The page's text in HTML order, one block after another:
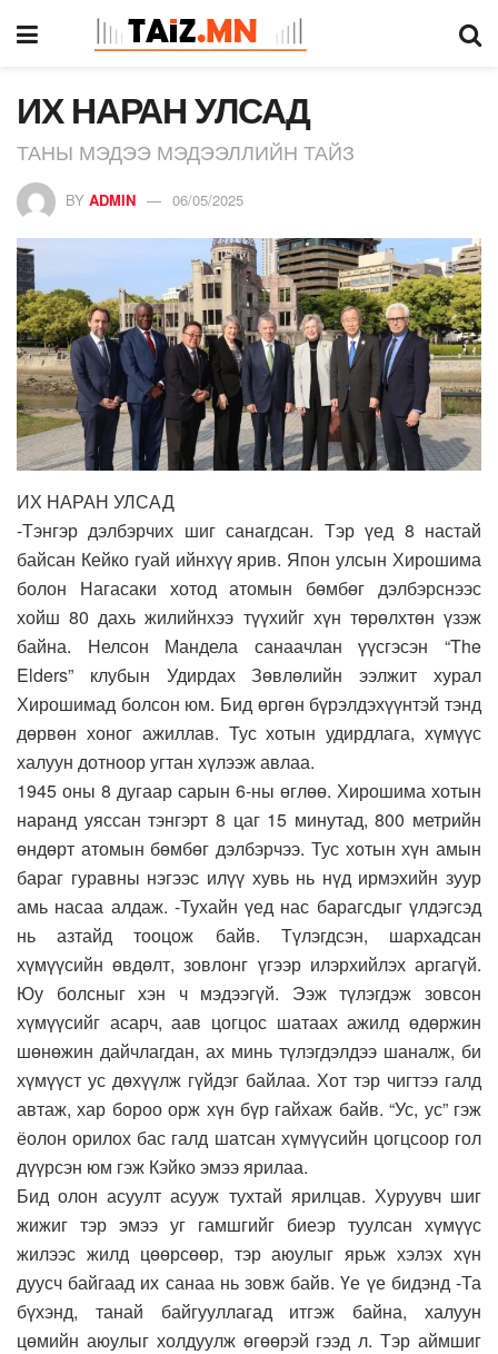
ИХ НАРАН УЛСАД
ТАНЫ МЭДЭЭ МЭДЭЭЛЛИЙН ТАЙЗ
BY ADMIN 06/05/2025
ИХ НАРАН УЛСАД
-Тэнгэр дэлбэрчих шиг санагдсан. Тэр үед 8 настай
байсан Кейко гуай ийнхүү ярив. Япон улсын Хирошима
болон Нагасаки хотод атомын бөмбөг дэлбэрснээс
хойш 80 дахь жилийнхээ түүхийг хүн төрөлхтөн үзэж
байна. Нелсон Мандела санаачлан үүсгэсэн “The
Elders” клубын Удирдах Зөвлөлийн ээлжит хурал
Хирошимад болсон юм. Бид өргөн бүрэлдэхүүнтэй тэнд
дөрвөн хоног ажиллав. Тус хотын удирдлага, хүмүүс
халуун дотноор угтан хүлээж авлаа.
1945 оны 8 дугаар сарын 6-ны өглөө. Хирошима хотын
наранд уяссан тэнгэрт 8 цаг 15 минутад, 800 метрийн
өндөрт атомын бөмбөг дэлбэрчээ. Тус хотын хүн амын
бараг гуравны нэгээс илүү хувь нь нүд ирмэхийн зуур
амь насаа алдаж. -Тухайн үед нас барагсдыг үлдэгсэд
нь азтайд тооцож байв. Түлэгдсэн, шархадсан
хүмүүсийн өвдөлт, зовлонг үгээр илэрхийлэх аргагүй.
Юу болсныг хэн ч мэдээгүй. Ээж түлэгдэж зовсон
хүмүүсийг асарч, аав цогцос шатаах ажилд өдөржин
шөнөжин дайчлагдан, ах минь түлэгдэлдээ шаналж, би
хүмүүст ус дөхүүлж гүйдэг байлаа. Хот тэр чигтээ галд
автаж, хар бороо орж хүн бүр гайхаж байв. “Ус, ус” гэж
ёолон орилох бас галд шатсан хүмүүсийн цогцсоор гол
дүүрсэн юм гэж Кэйко эмээ ярилаа.
Бид олон асуулт асууж тухтай ярилцав. Хуруувч шиг
жижиг тэр эмээ уг гамшгийг биеэр туулсан хүмүүс
жилээс жилд цөөрсөөр, тэр аюулыг ярьж хэлэх хүн
дуусч байгаад их санаа нь зовж байв. Үе үе бидэнд -Та
бүхэнд, танай байгууллагад итгэж байна, халуун
цөмийн аюулыг холдуулж өгөөрэй гээд л. Тэр аймшиг